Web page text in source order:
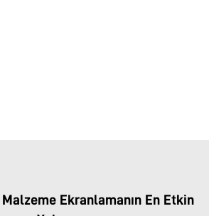
Ekranlamanın En Etkin